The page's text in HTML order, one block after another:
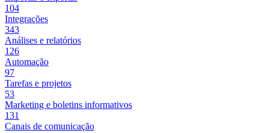
104
Integrações
343
Análises e relatórios
126
Automação
97
Tarefas e projetos
53
Marketing e boletins informativos
131
Canais de comunicação